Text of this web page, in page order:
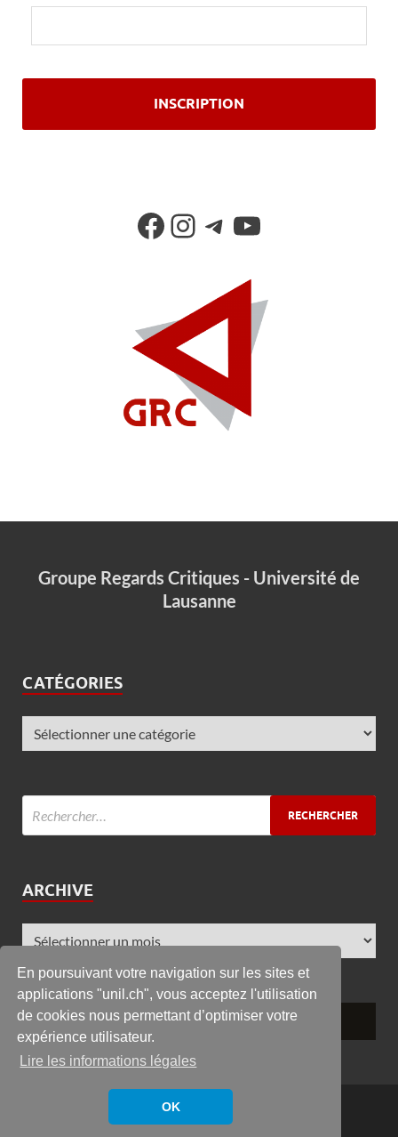
En poursuivant votre navigation sur les sites et
applications "unil.ch", vous acceptez l'utilisation
de cookies nous permettant d’optimiser votre
expérience utilisateur.
Lire les informations légales
OK
Groupe Regards Critiques - Université de
Lausanne
CATÉGORIES
ARCHIVE